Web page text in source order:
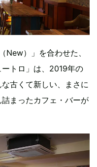
New）」を合わせた、
トロ」は、2019年の
古くて新しい、まさに
詰まったカフェ・バーが